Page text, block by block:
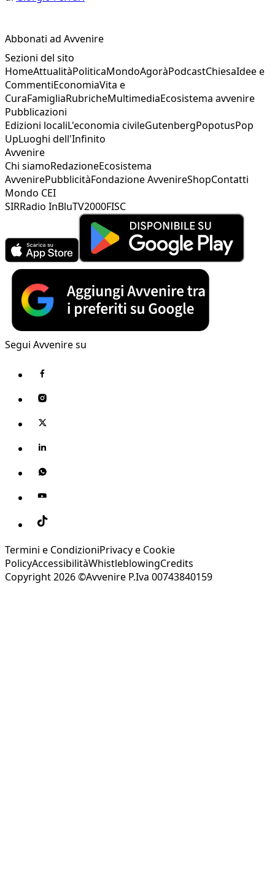
Abbonati ad Avvenire
Sezioni del sito
HomeAttualitàPoliticaMondoAgoràPodcastChiesaIdee e
CommentiEconomiaVita e
CuraFamigliaRubricheMultimediaEcosistema avvenire
Pubblicazioni
Edizioni localiL'economia civileGutenbergPopotusPop
UpLuoghi dell'Infinito
Avvenire
Chi siamoRedazioneEcosistema
AvvenirePubblicitàFondazione AvvenireShopContatti
Mondo CEI
SIRRadio InBluTV2000FISC
Segui Avvenire su
Termini e CondizioniPrivacy e Cookie
PolicyAccessibilitàWhistleblowingCredits
Copyright 2026 ©Avvenire P.Iva 00743840159